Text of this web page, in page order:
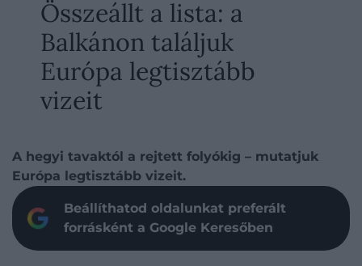
Összeállt a lista: a
Balkánon találjuk
Európa legtisztább
vizeit
A hegyi tavaktól a rejtett folyókig – mutatjuk
Európa legtisztább vizeit.
Beállíthatod oldalunkat preferált
forrásként a Google Keresőben